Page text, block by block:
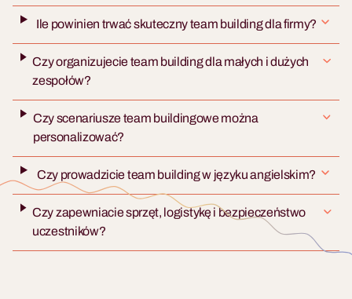
Ile powinien trwać skuteczny team building dla firmy?
Czy organizujecie team building dla małych i dużych
zespołów?
Czy scenariusze team buildingowe można
personalizować?
Czy prowadzicie team building w języku angielskim?
Czy zapewniacie sprzęt, logistykę i bezpieczeństwo
uczestników?